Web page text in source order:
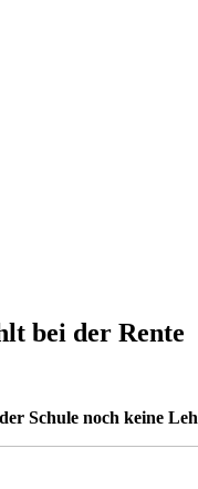
bei der Rente
noch keine